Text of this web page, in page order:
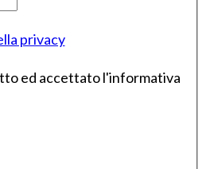
privacy
ed accettato l'informativa